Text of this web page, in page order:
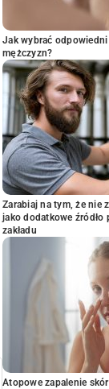
Jak wybrać
mężczyzn?
Zarabiaj na tym, że nie
jako dodatkowe
zakładu
Atopowe zapalenie